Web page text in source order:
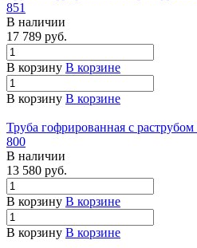
851
В наличии
17 789 руб.
В корзину В корзине
В корзину В корзине
Труба гофрированная с
800
В наличии
13 580 руб.
В корзину В корзине
В корзину В корзине